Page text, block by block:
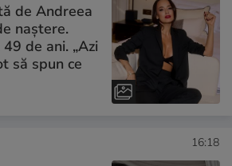
de Andreea
naștere.
de ani. „Azi
să spun ce
16:18